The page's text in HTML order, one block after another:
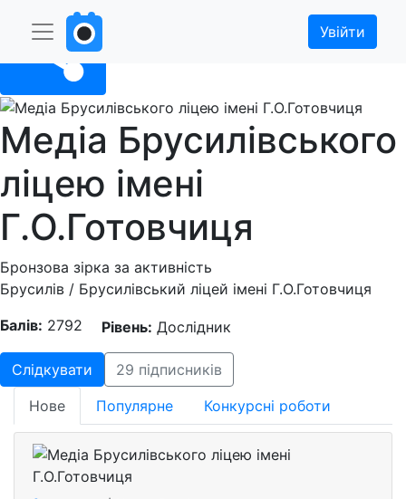
Увійти
Поділитися
Медіа Брусилівського
ліцею імені
Г.О.Готовчиця
Бронзова зірка за активність
Брусилів / Брусилівський ліцей імені Г.О.Готовчиця
Балів: 2792 Рівень: Дослідник
Слідкувати
29 підписників
Нове
Популярне Конкурсні роботи